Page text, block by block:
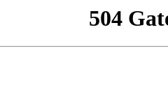
504